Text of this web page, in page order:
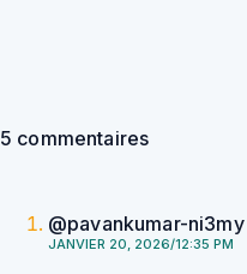
5 commentaires
@pavankumar-ni3my
JANVIER 20, 2026/12:35 PM